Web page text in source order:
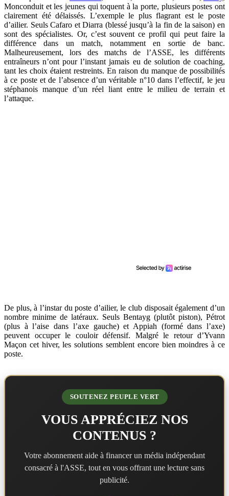
Monconduit et les jeunes qui toquent à la porte, plusieurs postes ont
clairement été délaissés. L’exemple le plus flagrant est le poste
d’ailier. Seuls Cafaro et Diarra (blessé jusqu’à la fin de la saison) en
sont des spécialistes. Or, c’est souvent ce profil qui peut faire la
différence dans un match, notamment en sortie de banc.
Malheureusement, lors des matchs de l’ASSE, les différents
entraîneurs n’ont pour l’instant jamais eu de solution de coaching,
tant les choix étaient restreints. En raison du manque de possibilités
à ce poste et de l’absence d’un véritable n°10 dans l’effectif, le jeu
stéphanois manque d’un réel liant entre le milieu de terrain et
l’attaque.
De plus, à l’instar du poste d’ailier, le club disposait également d’un
nombre minime de latéraux. Seuls Bentayg (plutôt piston), Pétrot
(plus à l’aise dans l’axe gauche) et Appiah (formé dans l’axe)
peuvent occuper le couloir défensif. Malgré le retour d’Yvann
Maçon cet hiver, les solutions semblent encore bien moindres à ce
poste.
SOUTENEZ PEUPLE VERT
VOUS APPRÉCIEZ NOS
CONTENUS ?
Votre abonnement aide à financer un média indépendant
consacré à l'ASSE, tout en vous offrant une lecture sans
publicité.